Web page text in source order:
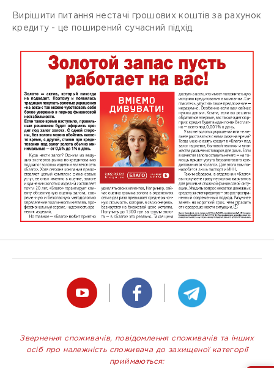
Вирішити питання нестачі грошових коштів за рахунок
кредиту - це поширений сучасний підхід.
Звернення споживачів, повідомлення споживачів та інших
осіб про належність споживача до захищеної категорії
приймаються: